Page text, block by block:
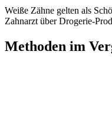
Weiße Zähne gelten als
Zahnarzt über Drogerie-
Methoden im